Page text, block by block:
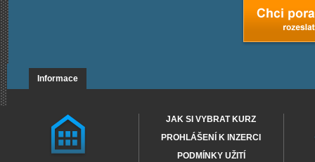
Informace
JAK SI VYBRAT KURZ
PROHLÁŠENÍ K INZERCI
PODMÍNKY UŽITÍ